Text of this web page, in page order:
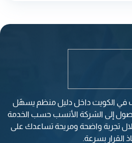
في الكويت داخل دليل منظم يسهّل
إلى الشركة الأنسب حسب الخدمة
تجربة واضحة ومريحة تساعدك على
القرار بسرعة.